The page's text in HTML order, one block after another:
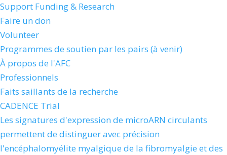
Support Funding & Research
Faire un don
Volunteer
Programmes de soutien par les pairs (à venir)
À propos de l'AFC
Professionnels
Faits saillants de la recherche
CADENCE Trial
Les signatures d'expression de microARN circulants
permettent de distinguer avec précision
l'encéphalomyélite myalgique de la fibromyalgie et des